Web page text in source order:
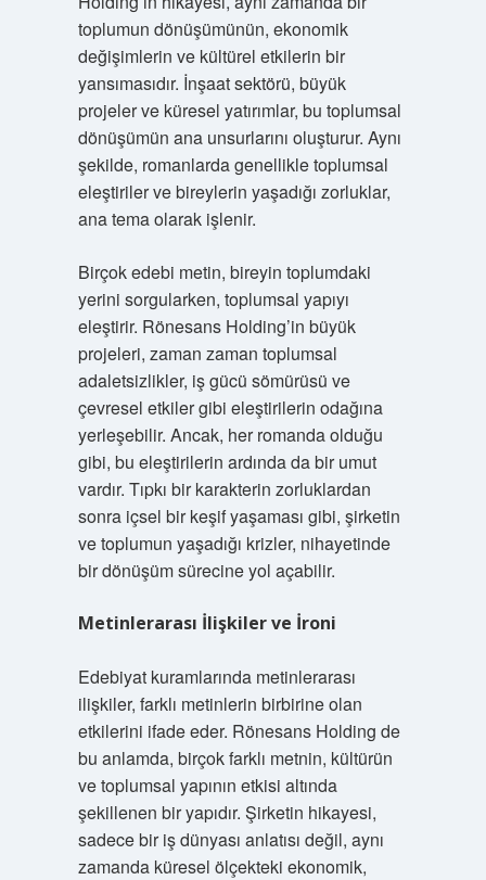
toplumun dönüşümünün, ekonomik
değişimlerin ve kültürel etkilerin bir
yansımasıdır. İnşaat sektörü, büyük
projeler ve küresel yatırımlar, bu toplumsal
dönüşümün ana unsurlarını oluşturur. Aynı
şekilde, romanlarda genellikle toplumsal
eleştiriler ve bireylerin yaşadığı zorluklar,
ana tema olarak işlenir.
Birçok edebi metin, bireyin toplumdaki
yerini sorgularken, toplumsal yapıyı
eleştirir. Rönesans Holding’in büyük
projeleri, zaman zaman toplumsal
adaletsizlikler, iş gücü sömürüsü ve
çevresel etkiler gibi eleştirilerin odağına
yerleşebilir. Ancak, her romanda olduğu
gibi, bu eleştirilerin ardında da bir umut
vardır. Tıpkı bir karakterin zorluklardan
sonra içsel bir keşif yaşaması gibi, şirketin
ve toplumun yaşadığı krizler, nihayetinde
bir dönüşüm sürecine yol açabilir.
Metinlerarası İlişkiler ve İroni
Edebiyat kuramlarında metinlerarası
ilişkiler, farklı metinlerin birbirine olan
etkilerini ifade eder. Rönesans Holding de
bu anlamda, birçok farklı metnin, kültürün
ve toplumsal yapının etkisi altında
şekillenen bir yapıdır. Şirketin hikayesi,
sadece bir iş dünyası anlatısı değil, aynı
zamanda küresel ölçekteki ekonomik,